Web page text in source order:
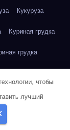
Кукуруза
Куриная грудка
грудка
грудка
грудка
чтобы
лучший